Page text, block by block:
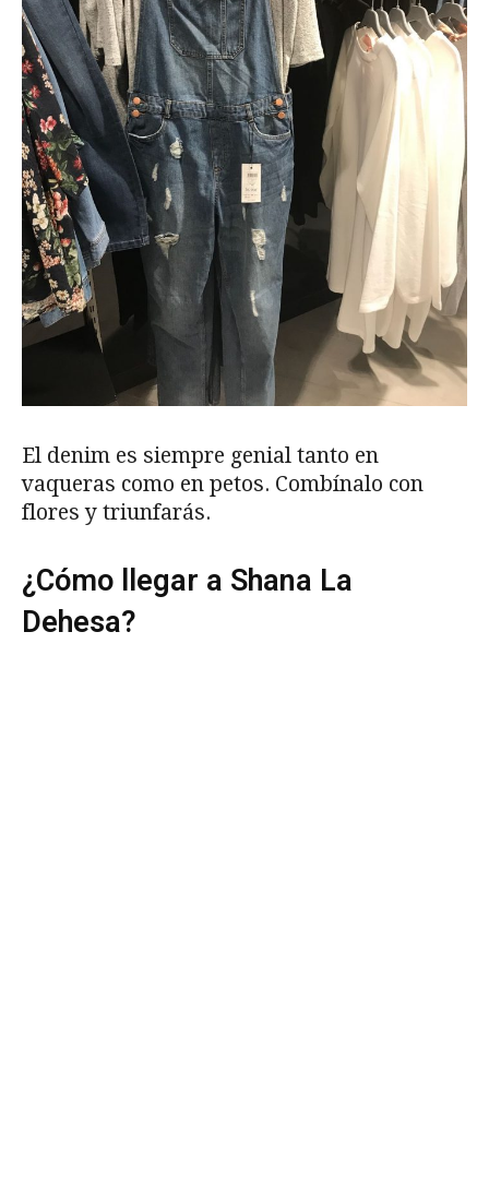
El denim es siempre genial tanto en
vaqueras como en petos. Combínalo con
flores y triunfarás.
¿Cómo llegar a Shana La
Dehesa?